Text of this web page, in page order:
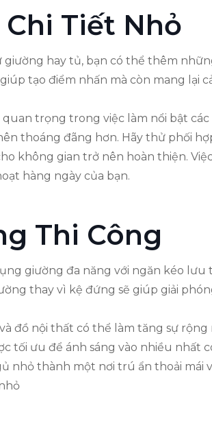
Tiết Nhỏ
hay tủ, bạn có thể thêm
tạo điểm nhấn mà còn mang lại
trọng trong việc làm nổi bật
thoáng đãng hơn. Hãy thử phối
không gian trở nên hoàn thiện.
hàng ngày của bạn.
Thi Công
giường đa năng với ngăn kéo lưu
thay vì kệ đứng sẽ giúp giải
đồ nội thất có thể làm tăng sự
tối ưu để ánh sáng vào nhiều nhất
nhỏ thành một nơi trú ẩn thoải